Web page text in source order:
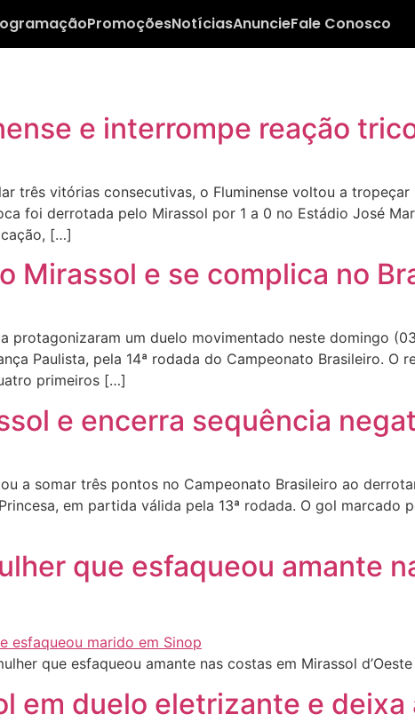
PromoçõesNotíciasAnuncieFale Conosco
e interrompe reação
três vitórias consecutivas, o Fluminense voltou a
foi derrotada pelo Mirassol por 1 a 0 no Estádio José
[…]
Mirassol e se complica no
protagonizaram um duelo movimentado neste domingo
Paulista, pela 14ª rodada do Campeonato Brasileiro. O
primeiros […]
e encerra sequência
a somar três pontos no Campeonato Brasileiro ao
em partida válida pela 13ª rodada. O gol
que esfaqueou amante
que esfaqueou amante nas costas em Mirassol
em duelo eletrizante e deixa